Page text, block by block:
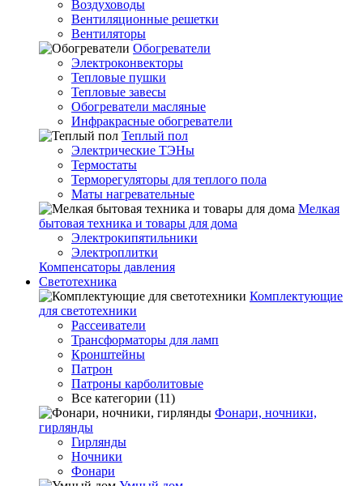
Воздуховоды
Вентиляционные решетки
Вентиляторы
Обогреватели
Электроконвекторы
Тепловые пушки
Тепловые завесы
Обогреватели масляные
Инфракрасные обогреватели
Теплый пол
Электрические ТЭНы
Термостаты
Терморегуляторы для теплого пола
Маты нагревательные
Мелкая
бытовая техника и товары для дома
Электрокипятильники
Электроплитки
Компенсаторы давления
Светотехника
Комплектующие
для светотехники
Рассеиватели
Трансформаторы для ламп
Кронштейны
Патрон
Патроны карболитовые
Все категории (11)
Фонари, ночники,
гирлянды
Гирлянды
Ночники
Фонари